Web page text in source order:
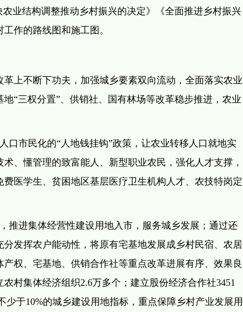
业结构调整推动乡村振兴的决定》《全面推进乡村振兴
作的路线图和施工图。
上不断下功夫，加强城乡要素双向流动，全面落实农业
“三权分置”、供销社、国有林场等改革稳步推进，农业
口市民化的“人地钱挂钩”政策，让农业转移人口就地实
、懂管理的致富能人、新型职业农民，强化人才支撑，
医学生、贫困地区基层医疗卫生机构人才、农技特岗定
推进集体经营性建设用地入市，服务城乡发展；通过还
发挥农户能动性，将原有宅基地发展成乡村民宿、农居
权、宅基地、供销合作社等重点改革进展有序、效果良
村集体经济组织2.6万多个；建立股份经济合作社3451
于10%的城乡建设用地指标，重点保障乡村产业发展用